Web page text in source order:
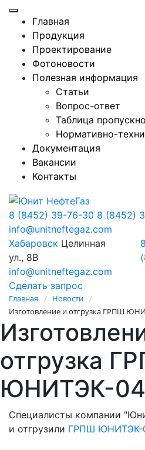
Главная
Продукция
Проектирование
Фотоновости
Полезная информация
Статьи
Вопрос-ответ
Таблица
Нормативно-
Документация
Вакансии
Контакты
8 (8452) 39-76-30 8 (8452)
info@unitneftegaz.com
Хабаровск Целинная
ул., 8В
info@unitneftegaz.com
Сделать запрос
Главная / Новости /
Изготовление и отгрузка ГРПШ
отгрузка
ЮНИТЭК-04
Специалисты компании
и отгрузили ГРПШ ЮНИТЭК-